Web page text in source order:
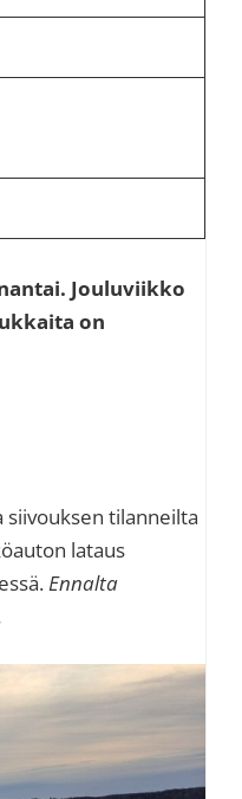
Jouluviikko
on
siivouksen tilanneilta
lataus
Ennalta